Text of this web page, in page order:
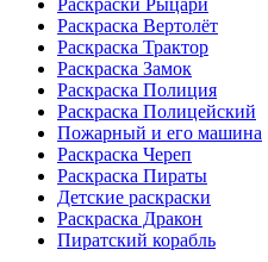
Раскраски Рыцари
Раскраска Вертолёт
Раскраска Трактор
Раскраска Замок
Раскраска Полиция
Раскраска Полицейский
Пожарный и его машина
Раскраска Череп
Раскраска Пираты
Детские раскраски
Раскраска Дракон
Пиратский корабль